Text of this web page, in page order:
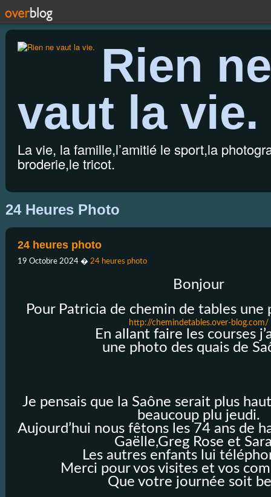
Rien ne
vaut la vie.
La vie, la famille,l’amitié le sport,la
broderie,le tricot.
24 Heures Photo
24 heures photo
19 Octobre 2024� 24 heures photo
Bonjour
Pour Patricia de chemin de tables
http://chemindetables.over-blog.com/
En allant faire les courses
une photo des quais de
Je pensais que la Saône serait plus
beaucoup plu jeudi.
Aujourd’hui nous fêtons les 74 ans de
Gaëlle,Greg Rose et
Les autres enfants lui
Merci pour vos visites et vos
Que votre journée soit